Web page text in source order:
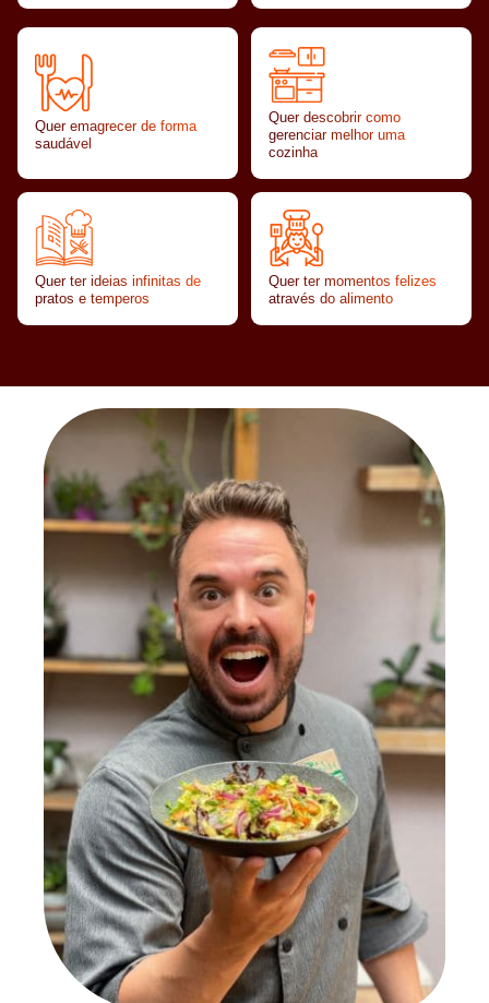
Quer emagrecer de forma
saudável
Quer descobrir como
gerenciar melhor uma
cozinha
Quer ter ideias infinitas de
pratos e temperos
Quer ter momentos felizes
através do alimento